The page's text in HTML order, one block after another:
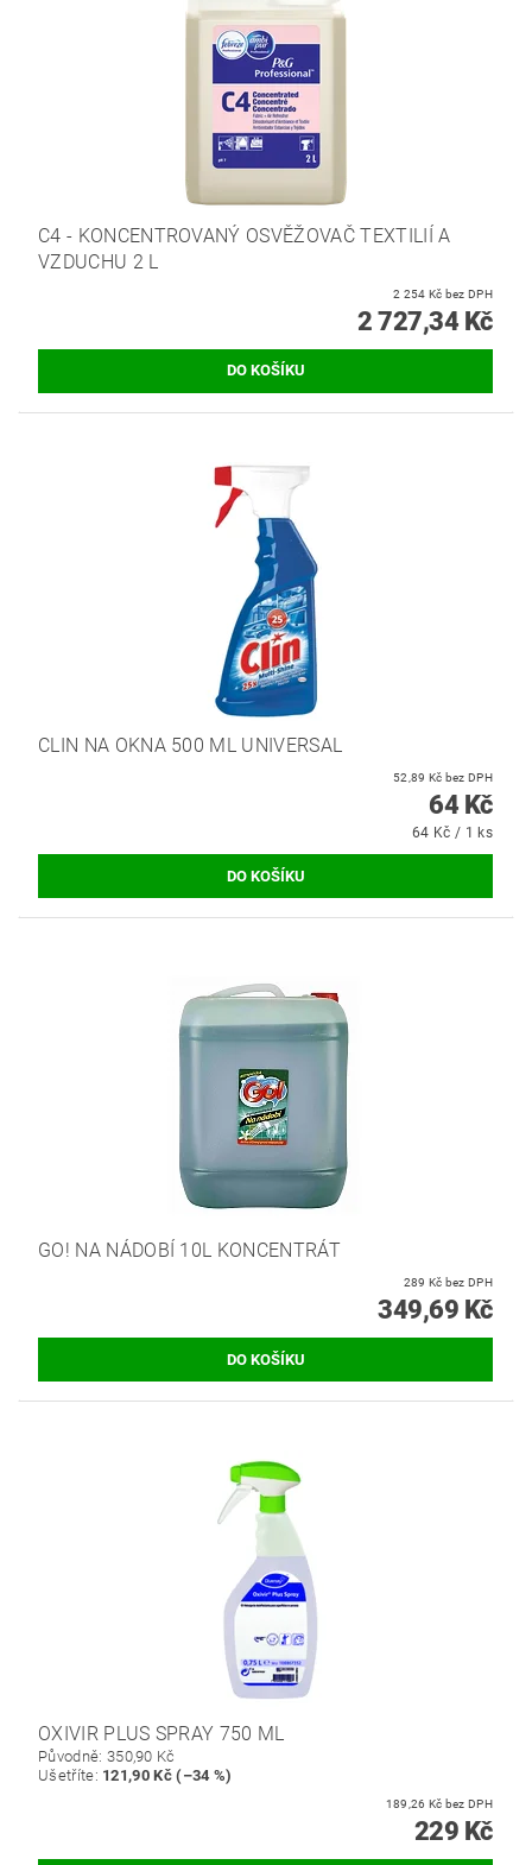
C4 - KONCENTROVANÝ OSVĚŽOVAČ TEXTILIÍ A
VZDUCHU 2 L
2 254 Kč bez DPH
2 727,34 Kč
CLIN NA OKNA 500 ML UNIVERSAL
52,89 Kč bez DPH
64 Kč
64 Kč / 1 ks
GO! NA NÁDOBÍ 10L KONCENTRÁT
289 Kč bez DPH
349,69 Kč
OXIVIR PLUS SPRAY 750 ML
Původně: 350,90 Kč
Ušetříte: 121,90 Kč (–34 %)
189,26 Kč bez DPH
229 Kč